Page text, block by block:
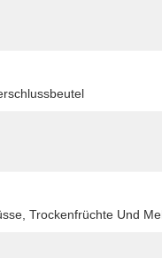
Trockenfrüchte Und